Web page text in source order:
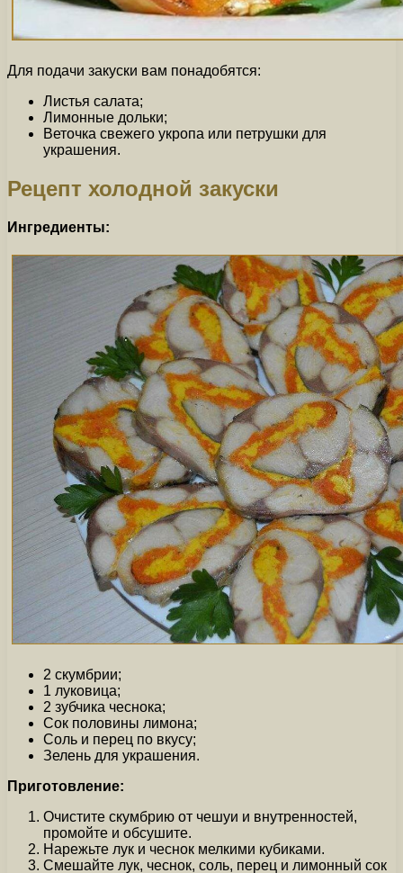
Для подачи закуски вам понадобятся:
Листья салата;
Лимонные дольки;
Веточка свежего укропа или петрушки для
украшения.
Рецепт холодной закуски
Ингредиенты:
2 скумбрии;
1 луковица;
2 зубчика чеснока;
Сок половины лимона;
Соль и перец по вкусу;
Зелень для украшения.
Приготовление:
Очистите скумбрию от чешуи и внутренностей,
промойте и обсушите.
Нарежьте лук и чеснок мелкими кубиками.
Смешайте лук, чеснок, соль, перец и лимонный сок